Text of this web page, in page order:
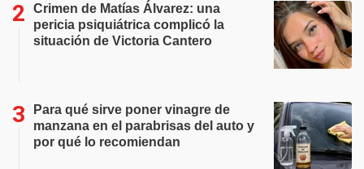
Crimen de Matías Álvarez: una
pericia psiquiátrica complicó la
situación de Victoria Cantero
Para qué sirve poner vinagre de
manzana en el parabrisas del auto y
por qué lo recomiendan